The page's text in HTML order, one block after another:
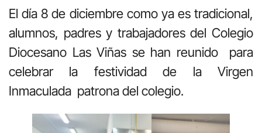
El día 8 de diciembre como ya es tradicional,
alumnos, padres y trabajadores del Colegio
Diocesano Las Viñas se han reunido para
celebrar la festividad de la Virgen
Inmaculada patrona del colegio.